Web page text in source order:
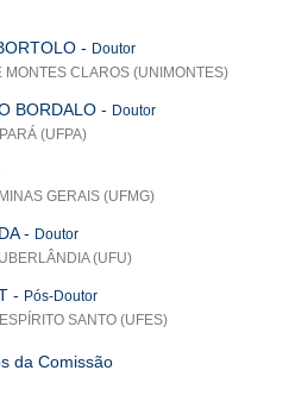
- Doutor
CLAROS (UNIMONTES)
BORDALO - Doutor
(UFPA)
GERAIS (UFMG)
- Doutor
(UFU)
- Pós-Doutor
SANTO (UFES)
da Comissão